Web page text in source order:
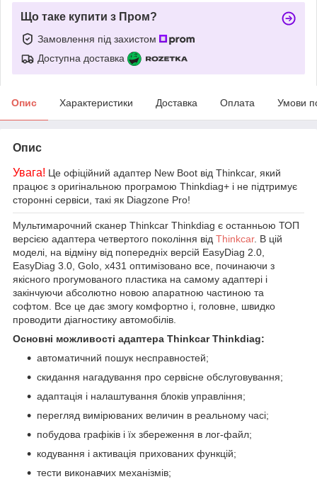
Що таке купити з Пром?
Замовлення під захистом
Доступна доставка
Опис Характеристики Доставка Оплата Умови
Опис
Увага! Це офіційний адаптер New Boot від Thinkcar, який
працює з оригінальною програмою Thinkdiag+ і не підтримує
сторонні сервіси, такі як Diagzone Pro!
Мультимарочний сканер Thinkcar Thinkdiag є останньою ТОП
версією адаптера четвертого покоління від Thinkcar. В цій
моделі, на відміну від попередніх версій EasyDiag 2.0,
EasyDiag 3.0, Golo, x431 оптимізовано все, починаючи з
якісного прогумованого пластика на самому адаптері і
закінчуючи абсолютно новою апаратною частиною та
софтом. Все це дає змогу комфортно і, головне, швидко
проводити діагностику автомобілів.
Основні можливості адаптера Thinkcar Thinkdiag:
автоматичний пошук несправностей;
скидання нагадування про сервісне обслуговування;
адаптація і налаштування блоків управління;
перегляд вимірюваних величин в реальному часі;
побудова графіків і їх збереження в лог-файл;
кодування і активація прихованих функцій;
тести виконавчих механізмів;